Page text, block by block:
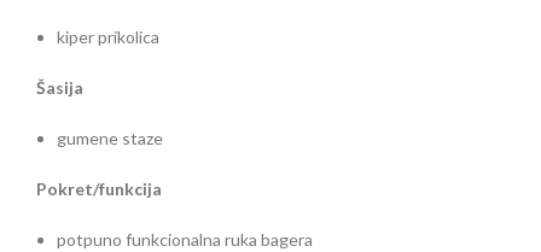
kiper prikolica
Šasija
gumene staze
Pokret/funkcija
potpuno funkcionalna ruka bagera